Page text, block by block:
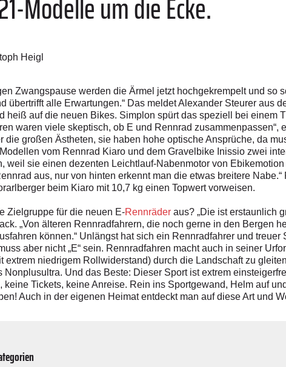
Heigl
Zwangspause werden die Ärmel jetzt hochgekrempelt und so
übertrifft alle Erwartungen.“ Das meldet Alexander Steurer aus
heiß auf die neuen Bikes. Simplon spürt das speziell bei einem
waren viele skeptisch, ob E und Rennrad zusammenpassen“,
die großen Ästheten, sie haben hohe optische Ansprüche, da
vom Rennrad Kiaro und dem Gravelbike Inissio zwei
weil sie einen dezenten Leichtlauf-Nabenmotor von
aus, nur von hinten erkennt man die etwas breitere
beim Kiaro mit 10,7 kg einen Topwert vorweisen.
Zielgruppe für die neuen E-Rennräder aus? „Die ist erstaunlich
„Von älteren Rennradfahrern, die noch gerne in den Bergen
können.“ Unlängst hat sich ein Rennradfahrer und
aber nicht „E“ sein. Rennradfahren macht auch in seiner
extrem niedrigem Rollwiderstand) durch die Landschaft zu
Nonplusultra. Und das Beste: Dieser Sport ist extrem
keine Tickets, keine Anreise. Rein ins Sportgewand, Helm auf
Auch in der eigenen Heimat entdeckt man auf diese Art und